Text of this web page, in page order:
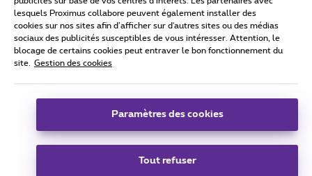
Tous droits réservés. © 2026
Conditions générales, info consommateur
Coordonnées de l’entreprise
Boulevard du Roi Albert II 27 - B-1030 Bruxelles.
lesquels Proximus collabore peuvent également installer des
cookies sur nos sites afin d’afficher sur d'autres sites ou des médias
sociaux des publicités susceptibles de vous intéresser. Attention, le
blocage de certains cookies peut entraver le bon fonctionnement du
site.
Gestion des cookies
Paramètres des cookies
Tout refuser